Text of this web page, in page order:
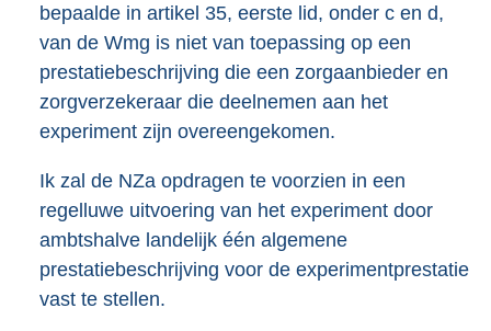
bepaalde in artikel 35, eerste lid, onder c en d,
van de Wmg is niet van toepassing op een
prestatiebeschrijving die een zorgaanbieder en
zorgverzekeraar die deelnemen aan het
experiment zijn overeengekomen.
Ik zal de NZa opdragen te voorzien in een
regelluwe uitvoering van het experiment door
ambtshalve landelijk één algemene
prestatiebeschrijving voor de experimentprestatie
vast te stellen.